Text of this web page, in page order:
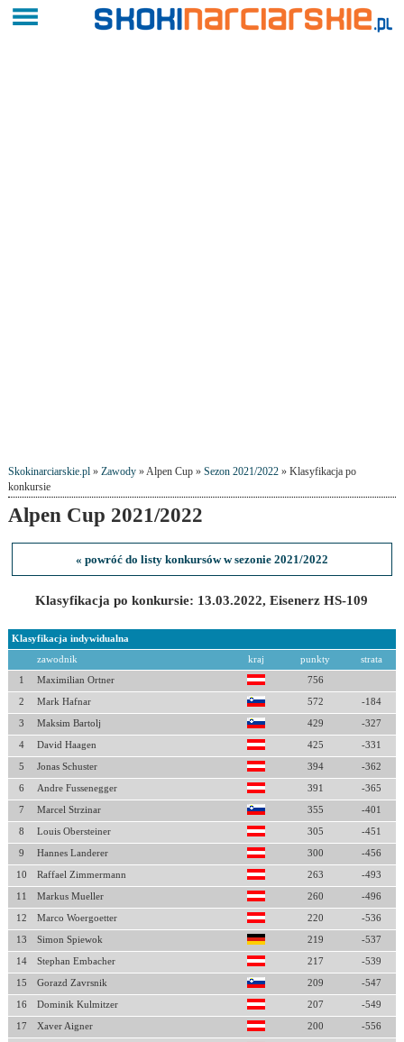
Skokinarciarskie.pl» Zawody» Alpen Cup » Sezon 2021/2022» Klasyfikacja po
konkursie
Alpen Cup 2021/2022
« powróć do listy konkursów w sezonie 2021/2022
Klasyfikacja po konkursie: 13.03.2022, Eisenerz HS-109
Klasyfikacja indywidualna
zawodnik kraj punkty strata
1 Maximilian Ortner 756
2 Mark Hafnar 572 -184
3 Maksim Bartolj 429 -327
4 David Haagen 425 -331
5 Jonas Schuster 394 -362
6 Andre Fussenegger 391 -365
7 Marcel Strzinar 355 -401
8 Louis Obersteiner 305 -451
9 Hannes Landerer 300 -456
10 Raffael Zimmermann 263 -493
11 Markus Mueller 260 -496
12 Marco Woergoetter 220 -536
13 Simon Spiewok 219 -537
14 Stephan Embacher 217 -539
15 Gorazd Zavrsnik 209 -547
16 Dominik Kulmitzer 207 -549
17 Xaver Aigner 200 -556